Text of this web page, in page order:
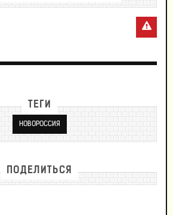
ТЕГИ
НОВОРОССИЯ
ПОДЕЛИТЬСЯ